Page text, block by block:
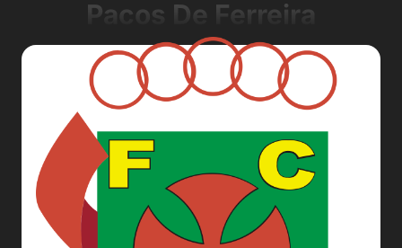
Pacos De Ferreira